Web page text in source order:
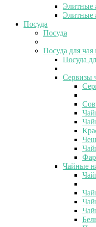
Элитные
Элитные
Посуда
Посуда
Посуда для чая
Посуда
Сервизы
Чайные